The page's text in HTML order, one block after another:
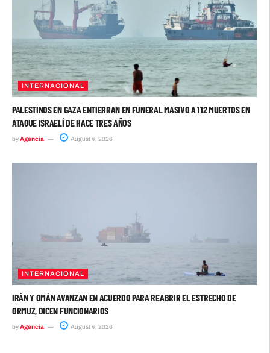
INTERNACIONAL
PALESTINOS EN GAZA ENTIERRAN EN FUNERAL MASIVO A 112 MUERTOS EN
ATAQUE ISRAELÍ DE HACE TRES AÑOS
byAgencia August 4, 2026
INTERNACIONAL
IRÁN Y OMÁN AVANZAN EN ACUERDO PARA REABRIR EL ESTRECHO DE
ORMUZ, DICEN FUNCIONARIOS
byAgencia August 4, 2026